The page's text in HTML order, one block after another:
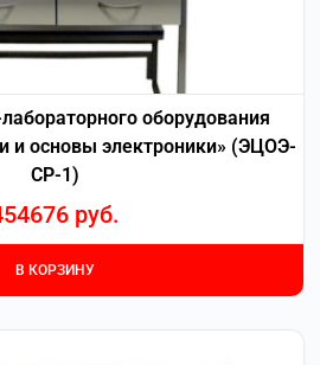
оборудования
и основы электроники» (ЭЦОЭ-
СР-1)
руб.
В КОРЗИНУ